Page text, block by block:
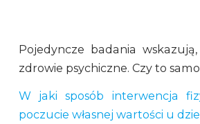
Pojedyncze badania
zdrowie psychiczne. Czy to
W jaki sposób interwencja
poczucie własnej wartości u